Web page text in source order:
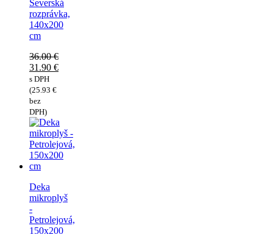
Severská
rozprávka,
140x200
cm
36.00€
Pôvodná
cena
bola:
36.00 €.
31.90 €
Aktuálna
cena
je:
31.90 €.
s DPH
(25.93 €
bez
DPH)
Deka
mikroplyš
-
Petrolejová,
150x200